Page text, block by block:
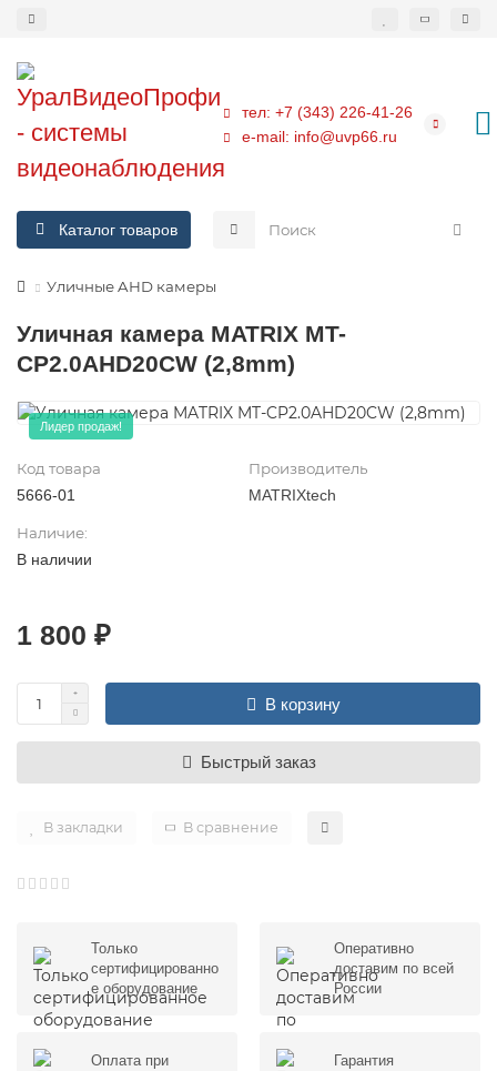
тел: +7 (343) 226-41-26
e-mail: info@uvp66.ru
Каталог товаров
Уличные AHD камеры
Уличная камера MATRIX MT-
CP2.0AHD20CW (2,8mm)
Лидер продаж!
Код товара
5666-01
Производитель
MATRIXtech
Наличие:
В наличии
1 800 ₽
В корзину
Быстрый заказ
В закладки В сравнение
Только
сертифицированно
е оборудование
Оперативно
доставим по всей
России
Оплата при
Гарантия